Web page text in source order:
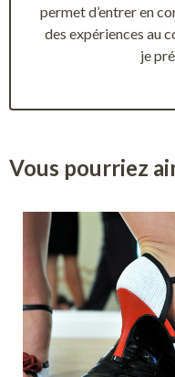
permet d’entrer en
des expériences au
je
Vous pourriez